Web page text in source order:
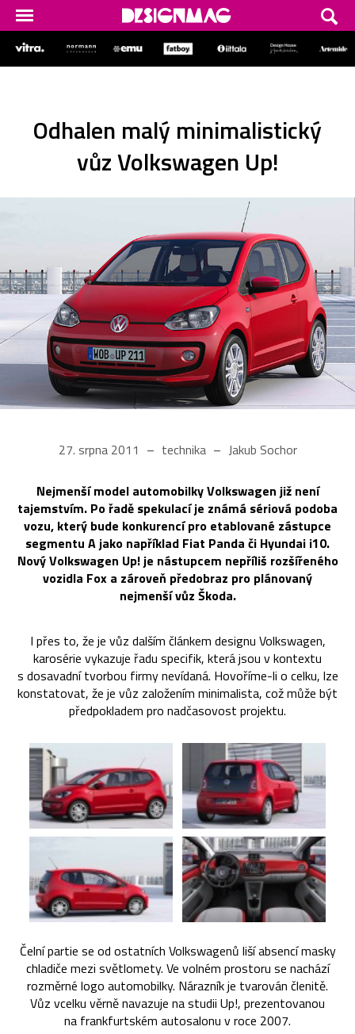
Odhalen malý minimalistický
vůz Volkswagen Up!
27. srpna 2011 technika Jakub Sochor
Nejmenší model automobilky Volkswagen již není
tajemstvím. Po řadě spekulací je známá sériová podoba
vozu, který bude konkurencí pro etablované zástupce
segmentu A jako například Fiat Panda či Hyundai i10.
Nový Volkswagen Up! je nástupcem nepříliš rozšířeného
vozidla Fox a zároveň předobraz pro plánovaný
nejmenší vůz Škoda.
I přes to, že je vůz dalším článkem designu Volkswagen,
karosérie vykazuje řadu specifik, která jsou v kontextu
s dosavadní tvorbou firmy nevídaná. Hovoříme-li o celku, lze
konstatovat, že je vůz založením minimalista, což může být
předpokladem pro nadčasovost projektu.
Čelní partie se od ostatních Volkswagenů liší absencí masky
chladiče mezi světlomety. Ve volném prostoru se nachází
rozměrné logo automobilky. Nárazník je tvarován členitě.
Vůz vcelku věrně navazuje na studii Up!, prezentovanou
na frankfurtském autosalonu v roce 2007.